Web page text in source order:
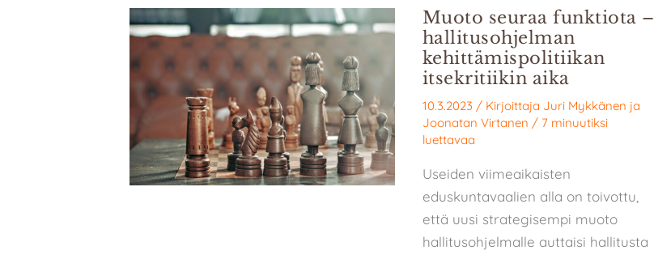
Muoto seuraa funktiota –
hallitusohjelman
kehittämispolitiikan
itsekritiikin aika
10.3.2023 / Kirjoittaja Juri Mykkänen ja
Joonatan Virtanen / 7 minuutiksi
luettavaa
Useiden viimeaikaisten
eduskuntavaalien alla on toivottu,
että uusi strategisempi muoto
hallitusohjelmalle auttaisi hallitusta